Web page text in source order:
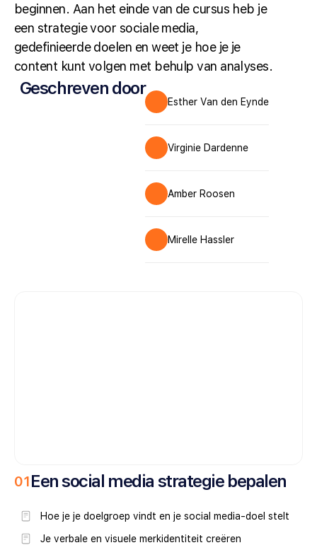
beginnen. Aan het einde van de cursus heb je
een strategie voor sociale media,
gedefinieerde doelen en weet je hoe je je
content kunt volgen met behulp van analyses.
Geschreven door
Esther Van den Eynde
Virginie Dardenne
Amber Roosen
Mirelle Hassler
01Een social media strategie bepalen
Hoe je je doelgroep vindt en je social media-doel stelt
Je verbale en visuele merkidentiteit creëren